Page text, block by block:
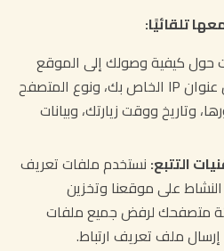
تلقائيًا:
حول كيفية وصولك إلى الموقع
واستخدامه، والتي قد تشمل عنوان IP الخاص بك، ونوع المتصفح
وتاريخ ووقت زيارتك، وبيانات
التتبع: نستخدم ملفات تعريف
النشاط على موقعنا وتخزين
متصفحك لرفض جميع ملفات
إرسال ملف تعريف ارتباط.